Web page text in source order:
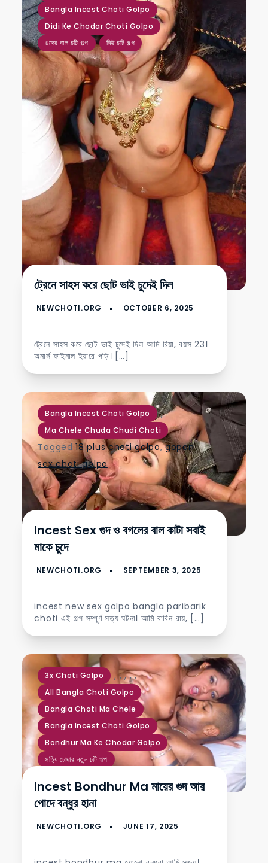
Bangla Incest Choti Golpo
Didi Ke Chodar Choti Golpo
গুদের বাল চটি গল্প নিউ চটি গল্প
ট্রেনে সাহস করে ছোট ভাই চুদেই দিল
ট্রেনে সাহস করে ছোট ভাই চুদেই দিল আমি রিয়া, বয়স 23।
অনার্স ফাইনাল ইয়ারে পড়ি। […]
Bangla Incest Choti Golpo ,
Ma Chele Chuda Chudi Choti
Tagged18 plus choti golpo,gopon
sex choti golpo
Incest Sex গুদ ও বগলের বাল কাটা সবাই
মাকে চুদে
incest new sex golpo bangla paribarik
choti এই গল্প সম্পূর্ণ সত্য ঘটনা। আমি বাবিন রায়, […]
3x Choti Golpo ,
All Bangla Choti Golpo
,
Bangla Choti Ma Chele
,
Bangla Incest Choti Golpo
,
Bondhur Ma Ke Chodar Golpo
,
সত্যি চোদার নতুন চটি গল্প
Incest Bondhur Ma মায়ের গুদ আর
পোদে বন্ধুর হানা